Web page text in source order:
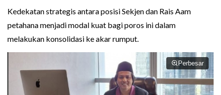
Kedekatan strategis antara posisi Sekjen dan Rais Aam
petahana menjadi modal kuat bagi poros ini dalam
melakukan konsolidasi ke akar rumput.
Perbesar